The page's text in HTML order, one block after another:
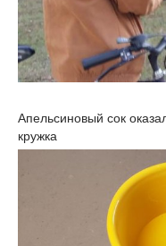
Апельсиновый сок
кружка